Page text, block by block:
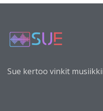
Sue kertoo vinkit